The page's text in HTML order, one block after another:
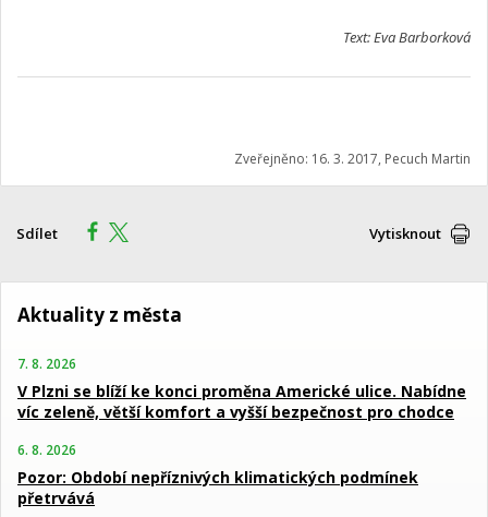
Text: Eva Barborková
Zveřejněno: 16. 3. 2017, Pecuch Martin
Sdílet Vytisknout
Aktuality z města
7. 8. 2026
V Plzni se blíží ke konci proměna Americké ulice. Nabídne
víc zeleně, větší komfort a vyšší bezpečnost pro chodce
6. 8. 2026
Pozor: Období nepříznivých klimatických podmínek
přetrvává